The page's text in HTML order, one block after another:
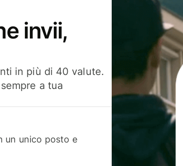
invii,
in più di 40 valute.
a tua
un unico posto e